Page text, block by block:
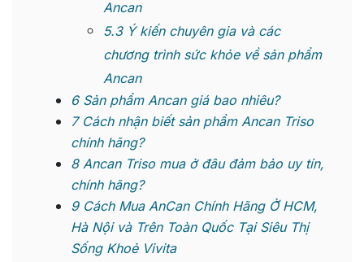
Ancan
5.3Ý kiến chuyên gia và các
chương trình sức khỏe về sản phẩm
Ancan
6Sản phẩm Ancan giá bao nhiêu?
7Cách nhận biết sản phẩm Ancan Triso
chính hãng?
8Ancan Triso mua ở đâu đảm bảo uy tín,
chính hãng?
9Cách Mua AnCan Chính Hãng Ở HCM,
Hà Nội và Trên Toàn Quốc Tại Siêu Thị
Sống Khoẻ Vivita